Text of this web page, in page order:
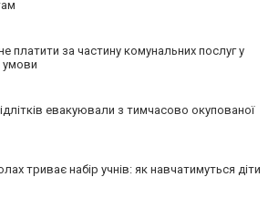
платити за частину комунальних послуг у
умови
евакуювали з тимчасово окупованої
триває набір учнів: як навчатимуться діти